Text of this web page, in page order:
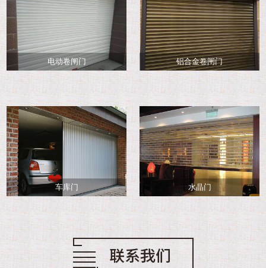
电动卷闸门 铝合金卷闸门
车库门 水晶门